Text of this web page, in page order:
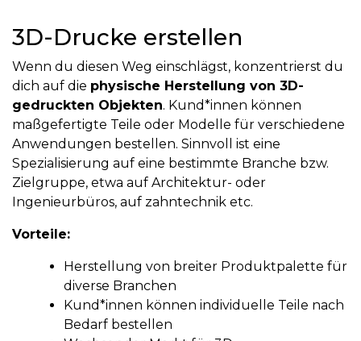
3D-Drucke erstellen
Wenn du diesen Weg einschlägst, konzentrierst du
dich auf die physische Herstellung von 3D-
gedruckten Objekten. Kund*innen können
maßgefertigte Teile oder Modelle für verschiedene
Anwendungen bestellen. Sinnvoll ist eine
Spezialisierung auf eine bestimmte Branche bzw.
Zielgruppe, etwa auf Architektur- oder
Ingenieurbüros, auf zahntechnik etc.
Vorteile:
Herstellung von breiter Produktpalette für
diverse Branchen
Kund*innen können individuelle Teile nach
Bedarf bestellen